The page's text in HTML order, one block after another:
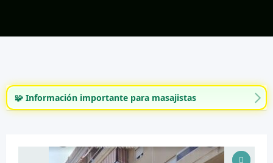
🧩 Información importante para masajistas